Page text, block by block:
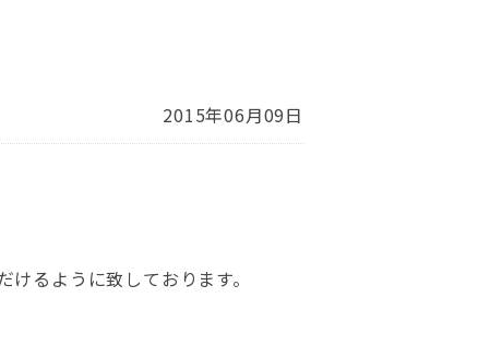
2015年06月09日
るように致しております。